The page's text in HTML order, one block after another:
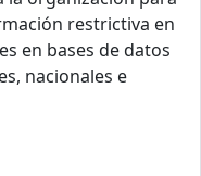
restrictiva en
en bases de datos
nacionales e